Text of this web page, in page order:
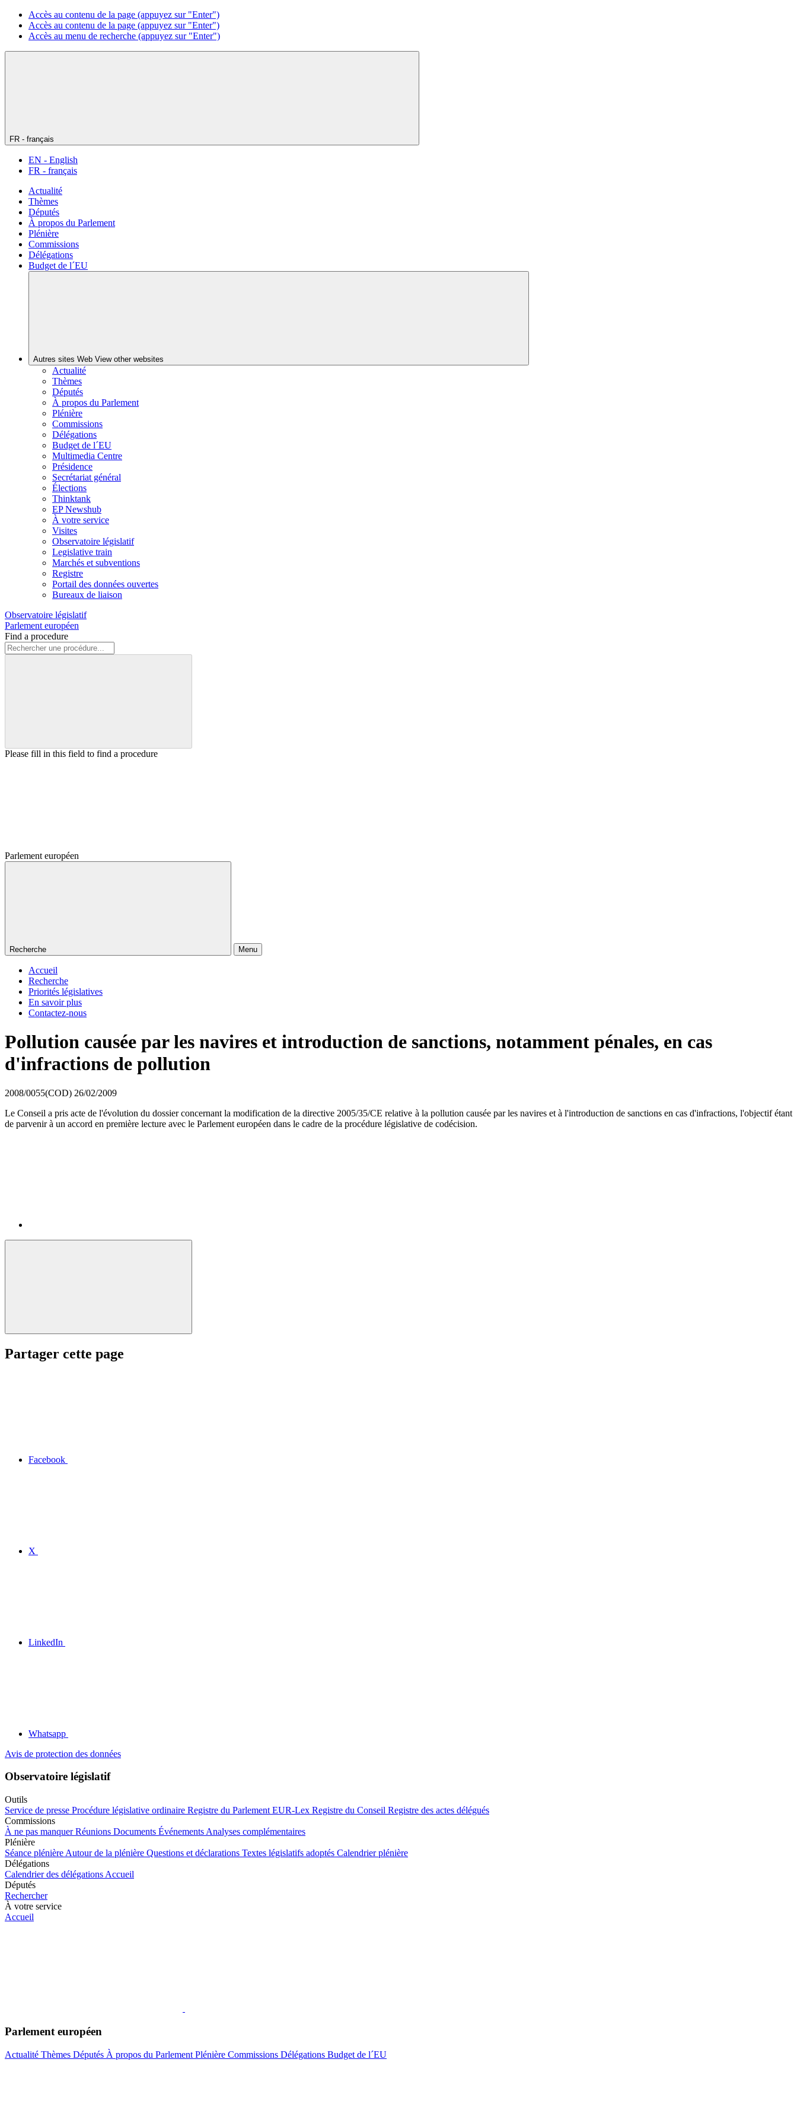
Accès au contenu de la page (appuyez sur "Enter")
Accès au contenu de la page (appuyez sur "Enter")
Accès au menu de recherche (appuyez sur "Enter")
FR - français
EN - English
FR - français
Actualité
Thèmes
Députés
À propos du Parlement
Plénière
Commissions
Délégations
Budget de l´EU
Autres sites Web View other websites
Actualité
Thèmes
Députés
À propos du Parlement
Plénière
Commissions
Délégations
Budget de l´EU
Multimedia Centre
Présidence
Secrétariat général
Élections
Thinktank
EP Newshub
À votre service
Visites
Observatoire législatif
Legislative train
Marchés et subventions
Registre
Portail des données ouvertes
Bureaux de liaison
Observatoire législatif
Parlement européen
Find a procedure
Please fill in this field to find a procedure
Parlement européen
Recherche Menu
Accueil
Recherche
Priorités législatives
En savoir plus
Contactez-nous
Pollution causée par les navires et introduction de sanctions, notamment pénales, en cas
d'infractions de pollution
2008/0055(COD) 26/02/2009
Le Conseil a pris acte de l'évolution du dossier concernant la modification de la directive 2005/35/CE relative à la pollution causée par les navires et à l'introduction de sanctions en cas d'infractions, l'objectif étant
de parvenir à un accord en première lecture avec le Parlement européen dans le cadre de la procédure législative de codécision.
Partager cette page
Facebook
X
LinkedIn
Whatsapp
Avis de protection des données
Observatoire législatif
Outils
Service de presse Procédure législative ordinaire Registre du Parlement EUR-Lex Registre du Conseil Registre des actes délégués
Commissions
À ne pas manquer Réunions Documents Événements Analyses complémentaires
Plénière
Séance plénière Autour de la plénière Questions et déclarations Textes législatifs adoptés Calendrier plénière
Délégations
Calendrier des délégations Accueil
Députés
Rechercher
À votre service
Accueil
Parlement européen
Actualité Thèmes Députés À propos du Parlement Plénière Commissions Délégations Budget de l´EU